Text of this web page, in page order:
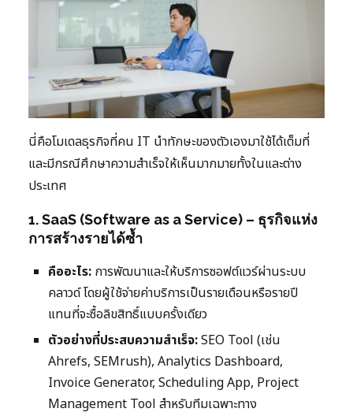
นี่คือโมเดลธุรกิจที่คน IT นำทักษะของตัวเองมาใช้ได้เต็มที่
และมีกรณีศึกษาความสำเร็จให้เห็นมากมายทั้งในและต่าง
ประเทศ
1. SaaS (Software as a Service) – ธุรกิจแห่ง
การสร้างรายได้ซ้ำ
คืออะไร: การพัฒนาและให้บริการซอฟต์แวร์ผ่านระบบ
คลาวด์ โดยผู้ใช้จ่ายค่าบริการเป็นรายเดือนหรือรายปี
แทนที่จะซื้อลิขสิทธิ์แบบครั้งเดียว
ตัวอย่างที่ประสบความสำเร็จ:SEO Tool (เช่น
Ahrefs, SEMrush), Analytics Dashboard,
Invoice Generator, Scheduling App, Project
Management Tool สำหรับทีมเฉพาะทาง